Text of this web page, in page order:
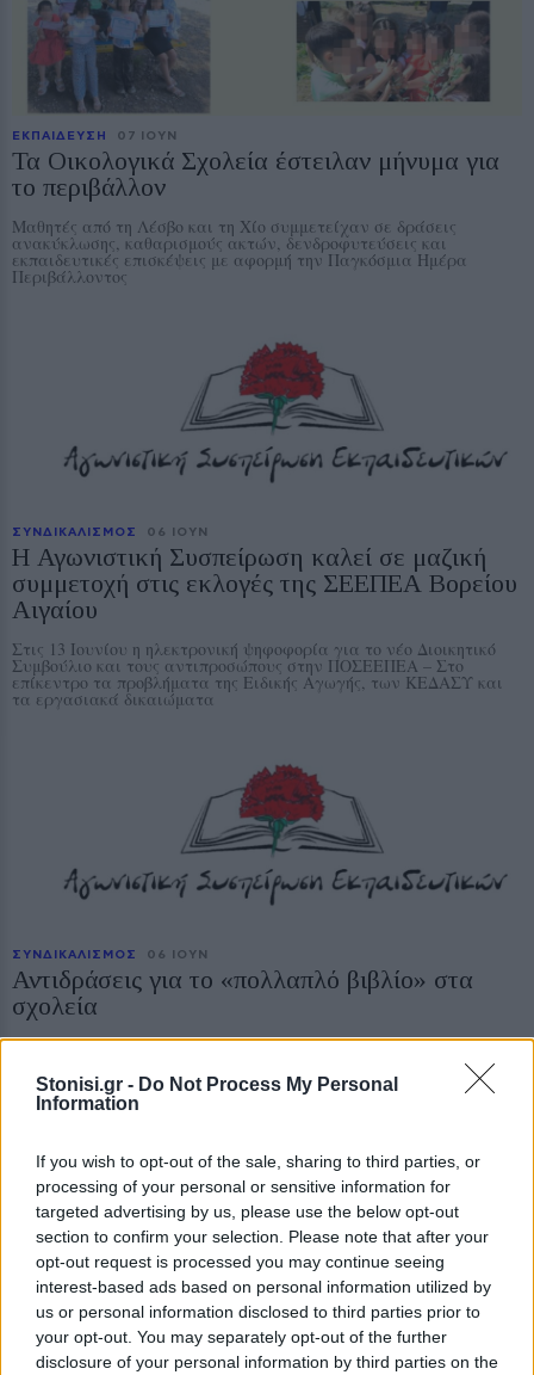
Stonisi.gr - Do Not Process My Personal
Information
If you wish to opt-out of the sale, sharing to third parties, or
processing of your personal or sensitive information for
targeted advertising by us, please use the below opt-out
section to confirm your selection. Please note that after your
opt-out request is processed you may continue seeing
interest-based ads based on personal information utilized by
us or personal information disclosed to third parties prior to
your opt-out. You may separately opt-out of the further
disclosure of your personal information by third parties on the
ΕΚΠΑΙΔΕΥΣΗ 07 ΙΟΥΝ
Τα Οικολογικά Σχολεία έστειλαν μήνυμα για
το περιβάλλον
Μαθητές από τη Λέσβο και τη Χίο συμμετείχαν σε δράσεις
ανακύκλωσης, καθαρισμούς ακτών, δενδροφυτεύσεις και
εκπαιδευτικές επισκέψεις με αφορμή την Παγκόσμια Ημέρα
Περιβάλλοντος
ΣΥΝΔΙΚΑΛΙΣΜΟΣ 06 ΙΟΥΝ
Η Αγωνιστική Συσπείρωση καλεί σε μαζική
συμμετοχή στις εκλογές της ΣΕΕΠΕΑ Βορείου
Αιγαίου
Στις 13 Ιουνίου η ηλεκτρονική ψηφοφορία για το νέο Διοικητικό
Συμβούλιο και τους αντιπροσώπους στην ΠΟΣΕΕΠΕΑ – Στο
επίκεντρο τα προβλήματα της Ειδικής Αγωγής, των ΚΕΔΑΣΥ και
τα εργασιακά δικαιώματα
ΣΥΝΔΙΚΑΛΙΣΜΟΣ 06 ΙΟΥΝ
Αντιδράσεις για το «πολλαπλό βιβλίο» στα
σχολεία
Η Αγωνιστική Συσπείρωση Εκπαιδευτικών ζητά την απόσυρση της
χρονοδιαγράμματα για την επιλογή των σχολικών εγχειριδίων
της χρονιάς 2027-2028
ΣΥΝΔΙΚΑΛΙΣΜΟΣ 06 ΙΟΥΝ